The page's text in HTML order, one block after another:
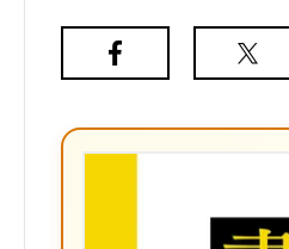
Facebook
X（旧